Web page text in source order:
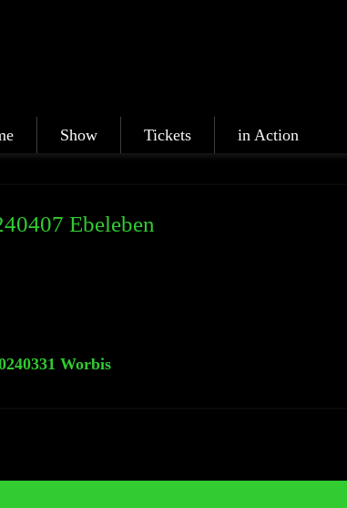
Show Tickets in Action
Ebeleben
Worbis